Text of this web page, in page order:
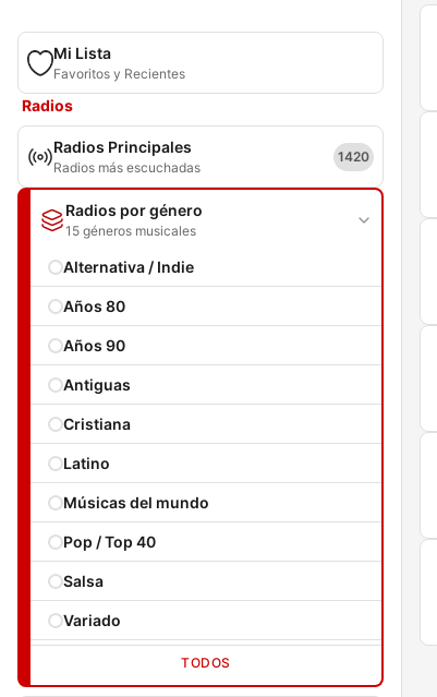
Mi Lista
Favoritos y Recientes
Radios
Radios Principales
Radios más escuchadas
1420
Radios por género
15 géneros musicales
Alternativa / Indie
Años 80
Años 90
Antiguas
Cristiana
Latino
Músicas del mundo
Pop / Top 40
Salsa
Variado
TODOS